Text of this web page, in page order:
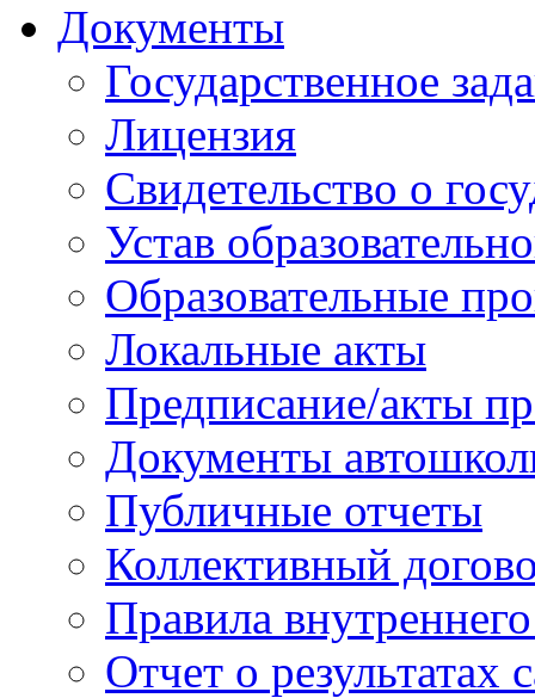
Документы
Государственное
Лицензия
Свидетельство о
Устав
Образовательные
Локальные акты
Предписание/акты
Документы
Публичные отчеты
Коллективный
Правила
Отчет о результатах